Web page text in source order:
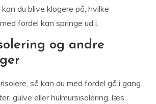
du blive klogere på, hvilke
fordel kan springe ud i.
og andre
så kan du med fordel gå i gang
gulve eller hulmursisolering, læs